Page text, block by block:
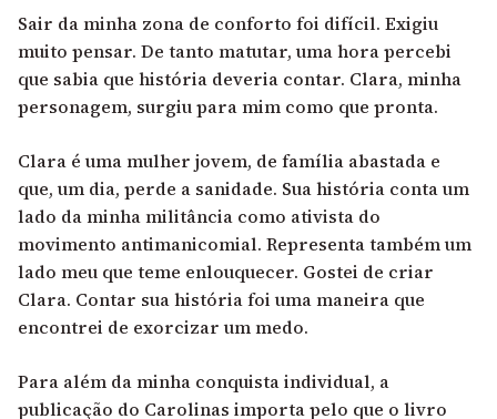
Sair da minha zona de conforto foi difícil. Exigiu
muito pensar. De tanto matutar, uma hora percebi
que sabia que história deveria contar. Clara, minha
personagem, surgiu para mim como que pronta.
Clara é uma mulher jovem, de família abastada e
que, um dia, perde a sanidade. Sua história conta um
lado da minha militância como ativista do
movimento antimanicomial. Representa também um
lado meu que teme enlouquecer. Gostei de criar
Clara. Contar sua história foi uma maneira que
encontrei de exorcizar um medo.
Para além da minha conquista individual, a
publicação do Carolinas importa pelo que o livro